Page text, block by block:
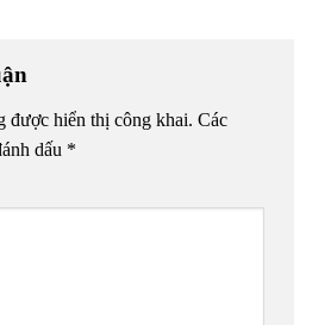
được hiển thị công khai. Các
dấu *